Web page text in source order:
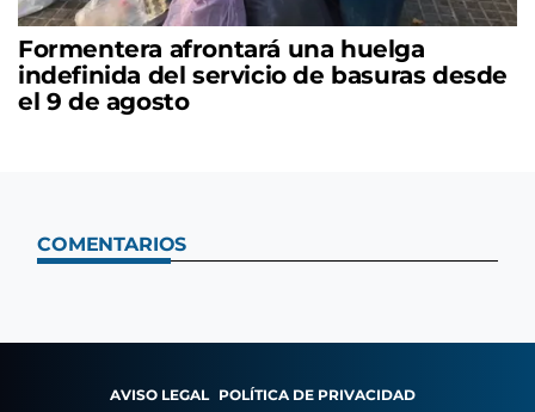
Formentera afrontará una huelga
indefinida del servicio de basuras desde
el 9 de agosto
COMENTARIOS
AVISO LEGAL POLÍTICA DE PRIVACIDAD